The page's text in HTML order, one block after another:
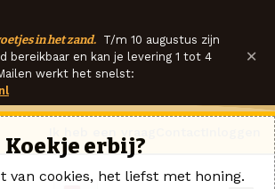
in het zand. T/m 10 augustus zijn
bereikbaar en kan je levering 1 tot 4
werkt het snelst:
×
Koekje erbij?
van cookies, het liefst met honing.